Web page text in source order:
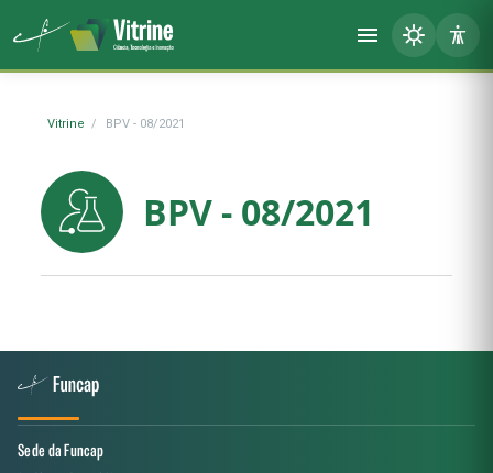
Vitrine BPV - 08/2021
BPV - 08/2021
Sede da Funcap